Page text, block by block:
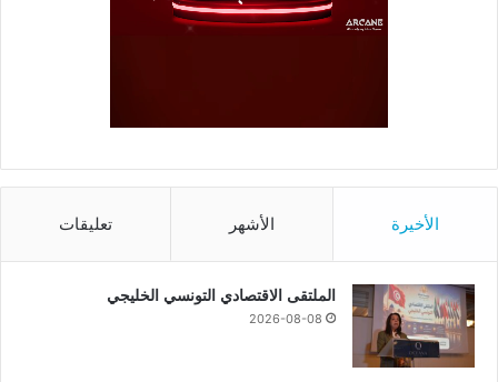
الأخيرة الأشهر تعليقات
الملتقى الاقتصادي التونسي الخليجي
2026-08-08